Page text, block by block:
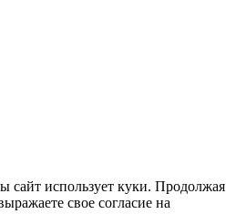
сайт использует куки. Продолжая
свое согласие на